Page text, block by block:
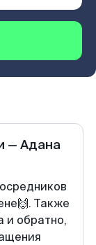
— Адана
Также
и обратно,